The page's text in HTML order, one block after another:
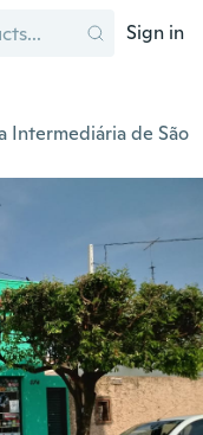
Sign in
Intermediária de São